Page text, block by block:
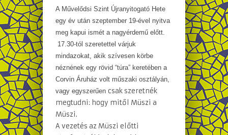
A Művelődsi Szint Újranyitogató Hete
egy év után szeptember 19-ével nyitva
meg kapui ismét a nagyérdemű előtt.
17.30-tól szeretettel várjuk
mindazokat, akik szívesen körbe
néznének egy rövid “túra” keretében a
Corvin Áruház volt műszaki osztályán,
vagy egyszerűen csak szeretnék
megtudni: hogy mitől Müszi a
Müszi.
A vezetés az Müszi előtti